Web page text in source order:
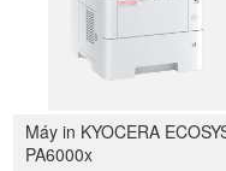
Máy in KYOCERA
PA6000x